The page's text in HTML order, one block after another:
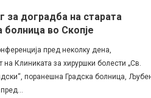
за доградба на старата
болница во Скопје
пред неколку дена,
на Клиниката за хируршки болести „Св.
поранешна Градска болница,